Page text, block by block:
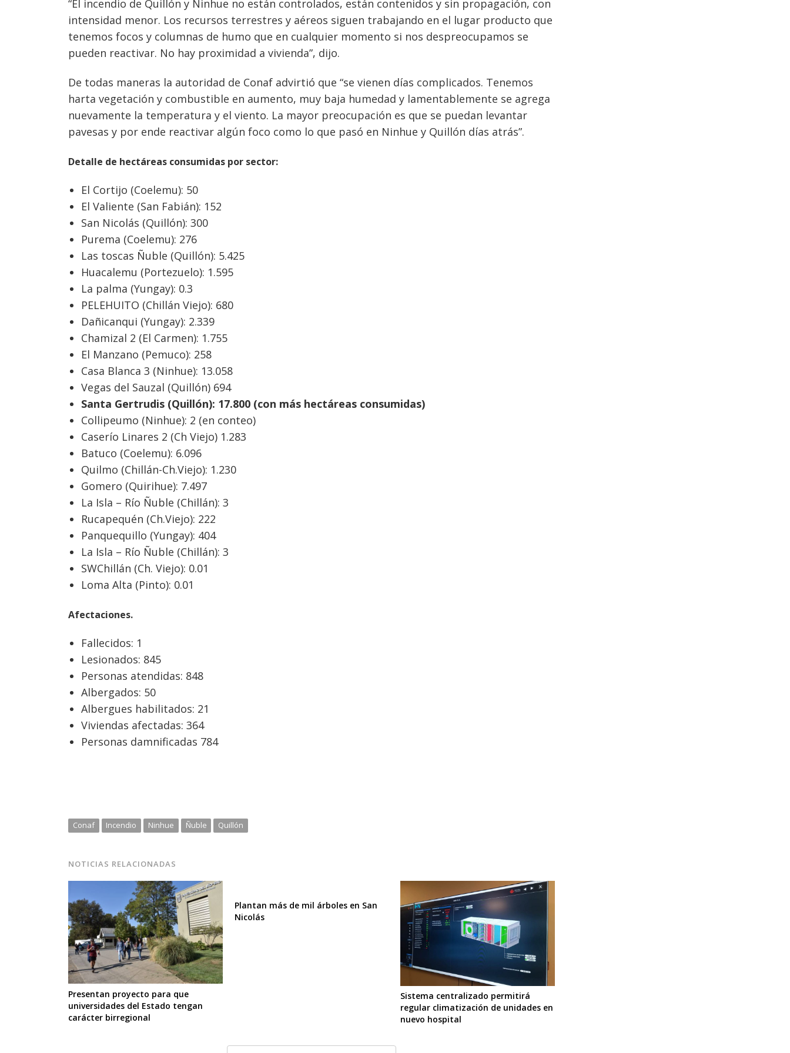
“El incendio de Quillón y Ninhue no están controlados, están contenidos y sin propagación, con
intensidad menor. Los recursos terrestres y aéreos siguen trabajando en el lugar producto que
tenemos focos y columnas de humo que en cualquier momento si nos despreocupamos se
pueden reactivar. No hay proximidad a vivienda”, dijo.
De todas maneras la autoridad de Conaf advirtió que “se vienen días complicados. Tenemos
harta vegetación y combustible en aumento, muy baja humedad y lamentablemente se agrega
nuevamente la temperatura y el viento. La mayor preocupación es que se puedan levantar
pavesas y por ende reactivar algún foco como lo que pasó en Ninhue y Quillón días atrás”.
Detalle de hectáreas consumidas por sector:
El Cortijo (Coelemu): 50
El Valiente (San Fabián): 152
San Nicolás (Quillón): 300
Purema (Coelemu): 276
Las toscas Ñuble (Quillón): 5.425
Huacalemu (Portezuelo): 1.595
La palma (Yungay): 0.3
PELEHUITO (Chillán Viejo): 680
Dañicanqui (Yungay): 2.339
Chamizal 2 (El Carmen): 1.755
El Manzano (Pemuco): 258
Casa Blanca 3 (Ninhue): 13.058
Vegas del Sauzal (Quillón) 694
Santa Gertrudis (Quillón): 17.800 (con más hectáreas consumidas)
Collipeumo (Ninhue): 2 (en conteo)
Caserío Linares 2 (Ch Viejo) 1.283
Batuco (Coelemu): 6.096
Quilmo (Chillán-Ch.Viejo): 1.230
Gomero (Quirihue): 7.497
La Isla – Río Ñuble (Chillán): 3
Rucapequén (Ch.Viejo): 222
Panquequillo (Yungay): 404
La Isla – Río Ñuble (Chillán): 3
SWChillán (Ch. Viejo): 0.01
Loma Alta (Pinto): 0.01
Afectaciones.
Fallecidos: 1
Lesionados: 845
Personas atendidas: 848
Albergados: 50
Albergues habilitados: 21
Viviendas afectadas: 364
Personas damnificadas 784
Conaf Incendio Ninhue Ñuble Quillón
NOTICIAS RELACIONADAS
Presentan proyecto para que
universidades del Estado tengan
carácter birregional
Plantan más de mil árboles en San
Nicolás
Sistema centralizado permitirá
regular climatización de unidades en
nuevo hospital
Navegación